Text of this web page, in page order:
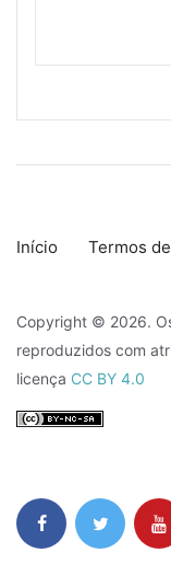
Início Termos
Copyright © 2026.
reproduzidos com
licença CC BY 4.0